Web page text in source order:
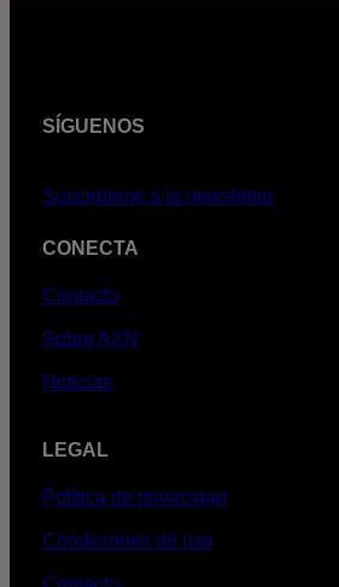
SÍGUENOS
Suscribirme a la newsletter
CONECTA
Contacto
Sobre AXN
Noticias
LEGAL
Política de privacidad
Condiciones de uso